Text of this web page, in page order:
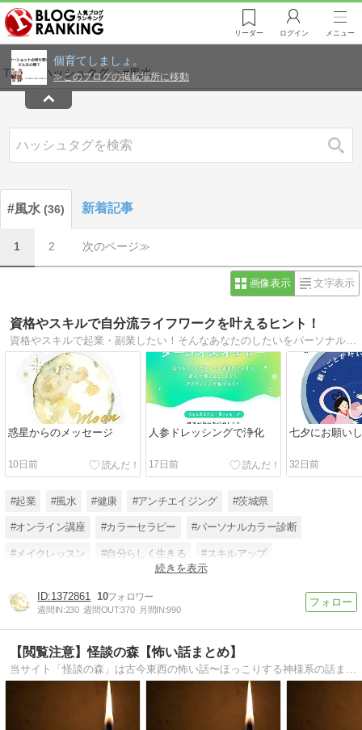
リーダー ログイン メニュー
個育てしましょ。
≫ このブログの掲載場所に移動
TOP ハッシュタグ #風水
検索
#風水 36 新着記事
1 2 次のページ≫
画像表示 文字表示
資格やスキルで自分流ライフワークを叶えるヒント！
資格やスキルで起業・副業したい！そんなあなたのしたいをパーソナルカラー診断、色のプロ養成講座で魅力開花やスキルアップをサポート中。起業28年50業種以上を導いた輝業力＆風水力で夢が叶うヒントを紹介。著書『７つの輝業力レッスン』他
惑星からのメッセージ
10日前
人参ドレッシングで浄化
17日前
七夕にお願い
32日前
#起業 #風水 #健康 #アンチエイジング #茨城県
#オンライン講座 #カラーセラピー #パーソナルカラー診断
#メイクレッスン #自分らしく生きる #スキルアップ
続きを表示
1372861 10
週間IN:230 週間OUT:370 月間IN:990
【閲覧注意】怪談の森【怖い話まとめ】
当サイト「怪談の森」は古今東西の怖い話〜ほっこりする神様系の話まで集めています。 随時更新中！！